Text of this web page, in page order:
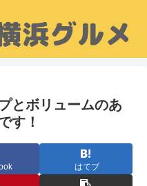
とボリュームのあ
す！
はてブ